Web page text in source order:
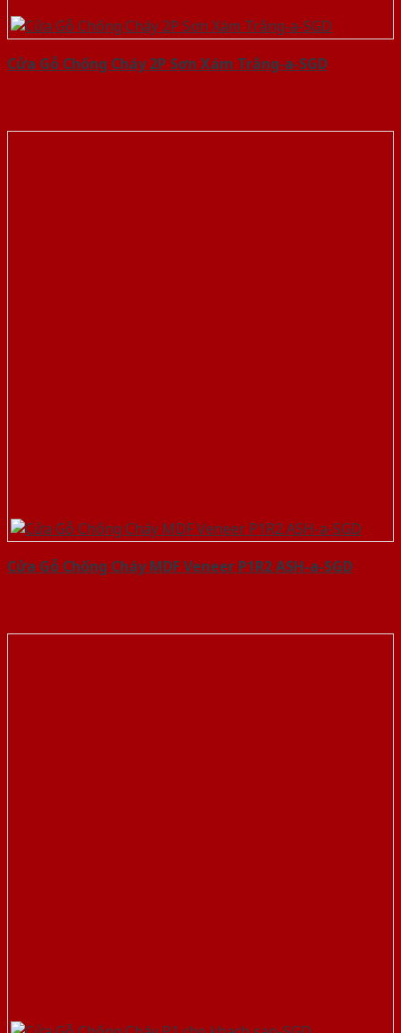
Cửa Gỗ Chống Cháy 2P Sơn Xám Trắng-a-SGD
Cửa Gỗ Chống Cháy MDF Veneer P1R2 ASH-a-SGD